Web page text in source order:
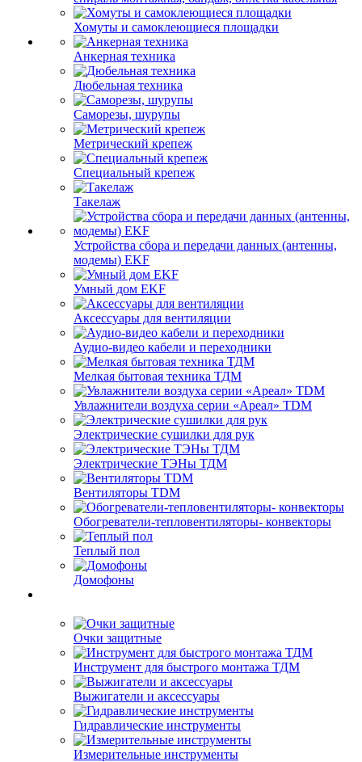
Хомуты и самоклеющиеся площадки
Анкерная техника
Дюбельная техника
Саморезы, шурупы
Метрический крепеж
Специальный крепеж
Такелаж
Устройства сбора и передачи данных (антенны,
модемы) EKF
Умный дом EKF
Аксессуары для вентиляции
Аудио-видео кабели и переходники
Мелкая бытовая техника ТДМ
Увлажнители воздуха серии «Ареал» TDM
Электрические сушилки для рук
Электрические ТЭНы ТДМ
Вентиляторы TDM
Обогреватели-тепловентиляторы- конвекторы
Теплый пол
Домофоны
Очки защитные
Инструмент для быстрого монтажа ТДМ
Выжигатели и аксессуары
Гидравлические инструменты
Измерительные инструменты